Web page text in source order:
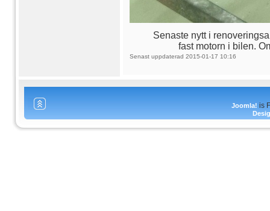
Senaste nytt i
fast motorn i bilen.
Senast uppdaterad 2015-01-17 10:16
Joomla! is